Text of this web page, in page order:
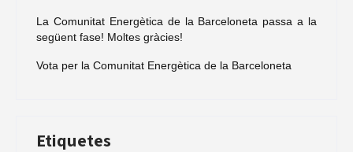
La Comunitat Energètica de la Barceloneta passa a la
següent fase! Moltes gràcies!
Vota per la Comunitat Energètica de la Barceloneta
Etiquetes